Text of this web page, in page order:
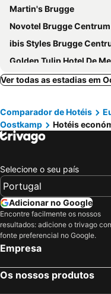
Martin's Brugge
Novotel Brugge Centrum
ibis Styles Brugge
Golden Tulip Hotel De
Hotel 't Putje
Hotel Marcel
Canalview Hotel Ter
Dukes' Palace Residence
The Black Swan Hotel
Golden Tree Hotel
Hotel Portinari
Hotel Groeninghe
Hotel Navarra Brugge
Bliss
Martin's Relais
Ver todas as estadias em
Comparador de Hotéis
Oostkamp
Hotéis
Selecione o seu país
Adicionar no Google
Encontre facilmente os nossos
resultados: adicione o trivago
fonte preferencial no Google.
Empresa
Os nossos produtos